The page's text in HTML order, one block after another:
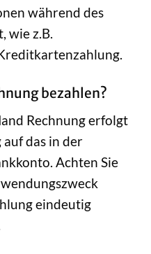
während des
wie z.B.
bezahlen?
Rechnung erfolgt
das in der
Achten Sie
eindeutig